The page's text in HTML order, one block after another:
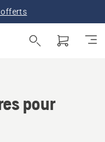
offerts
pour